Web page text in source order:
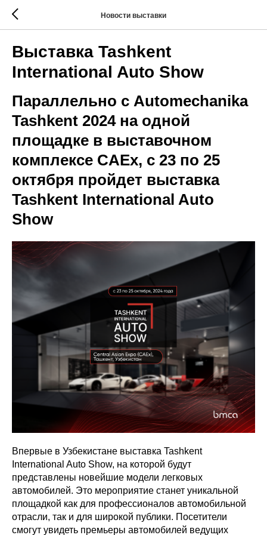
Новости выставки
Выставка Tashkent
International Auto Show
Параллельно с Automechanika
Tashkent 2024 на одной
площадке в выставочном
комплексе CAEx, с 23 по 25
октября пройдет выставка
Tashkent International Auto
Show
Впервые в Узбекистане выставка Tashkent
International Auto Show, на которой будут
представлены новейшие модели легковых
автомобилей. Это мероприятие станет уникальной
площадкой как для профессионалов автомобильной
отрасли, так и для широкой публики. Посетители
смогут увидеть премьеры автомобилей ведущих